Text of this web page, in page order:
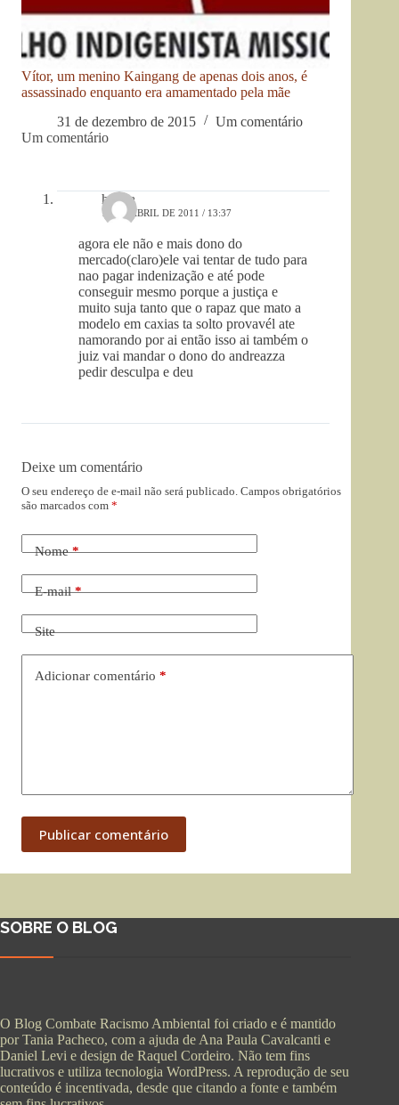
Vítor, um menino Kaingang de apenas dois anos, é
assassinado enquanto era amamentado pela mãe
31 de dezembro de 2015
Um comentário
Um comentário
helida
14 DE ABRIL DE 2011 / 13:37
agora ele não e mais dono do
mercado(claro)ele vai tentar de tudo para
nao pagar indenização e até pode
conseguir mesmo porque a justiça e
muito suja tanto que o rapaz que mato a
modelo em caxias ta solto provavél ate
namorando por ai então isso ai também o
juiz vai mandar o dono do andreazza
pedir desculpa e deu
Deixe um comentário
O seu endereço de e-mail não será publicado. Campos obrigatórios
são marcados com *
Nome*
E-mail*
Site
Adicionar comentário *
Publicar comentário
SOBRE O BLOG
O Blog Combate Racismo Ambiental foi criado e é mantido
por Tania Pacheco, com a ajuda de Ana Paula Cavalcanti e
Daniel Levi e design de Raquel Cordeiro. Não tem fins
lucrativos e utiliza tecnologia WordPress. A reprodução de seu
conteúdo é incentivada, desde que citando a fonte e também